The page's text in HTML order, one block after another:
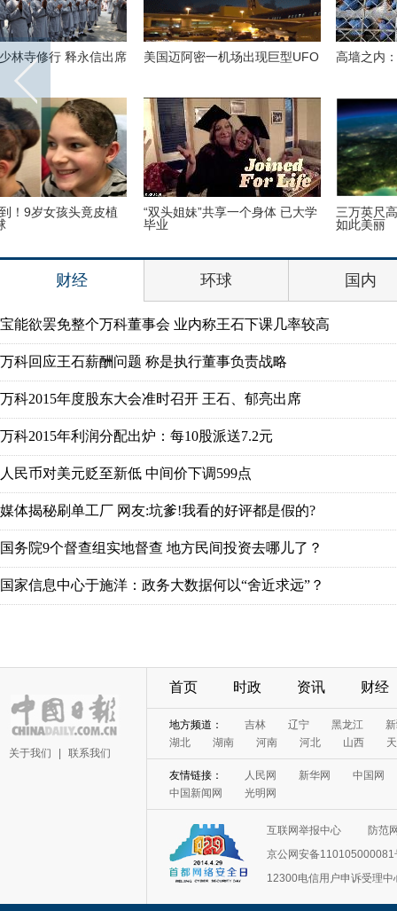
美国迈阿密一机场出现巨型UFO 高墙之内：探访泰国重刑犯监狱
“双头姐妹”共享一个身体 已大学
三万英尺高空下的地球 没想到竟
财经 环球 国内
宝能欲罢免整个万科董事会 业内称王石下课几率较高
万科回应王石薪酬问题 称是执行董事负责战略
万科2015年度股东大会准时召开 王石、郁亮出席
万科2015年利润分配出炉：每10股派送7.2元
人民币对美元贬至新低 中间价下调599点
媒体揭秘刷单工厂 网友:坑爹!我看的好评都是假的?
国务院9个督查组实地督查 地方民间投资去哪儿了？
国家信息中心于施洋：政务大数据何以“舍近求远”？
关于我们 联系我们
首页 时政 资讯 财经
地方频道： 吉林 辽宁 黑龙江
湖北
湖南 河南 河北 山西
友情链接： 人民网 新华网
中国网
中国新闻网
光明网
互联网举报中心
防范
京公网安备110105000081
12300电信用户申诉受理中